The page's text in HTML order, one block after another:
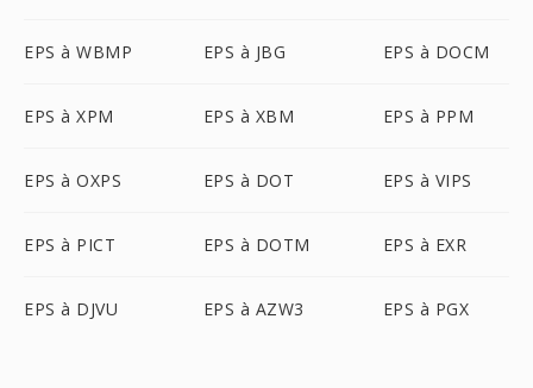
EPS à WBMP EPS à JBG EPS à DOCM
EPS à XPM EPS à XBM EPS à PPM
EPS à OXPS EPS à DOT EPS à VIPS
EPS à PICT EPS à DOTM EPS à EXR
EPS à DJVU EPS à AZW3 EPS à PGX